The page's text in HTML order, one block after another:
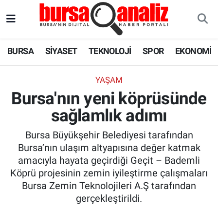
BURSA SİYASET TEKNOLOJİ SPOR EKONOMİ
YAŞAM
Bursa'nın yeni köprüsünde
sağlamlık adımı
Bursa Büyükşehir Belediyesi tarafından
Bursa’nın ulaşım altyapısına değer katmak
amacıyla hayata geçirdiği Geçit – Bademli
Köprü projesinin zemin iyileştirme çalışmaları
Bursa Zemin Teknolojileri A.Ş tarafından
gerçekleştirildi.
EKONOMİ
SAĞLIK
ASTROLOJİ
Süper Lig Puan Durumu ve Fikstür
Tüm Manşetler
Son Dakika Haberleri
Haber Arşivi